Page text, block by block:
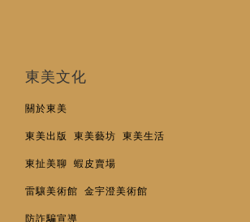
東美文化
關於東美
東美出版 東美藝坊 東美生活
東扯美聊 蝦皮賣場
雷驤美術館 金宇澄美術館
防詐騙宣導